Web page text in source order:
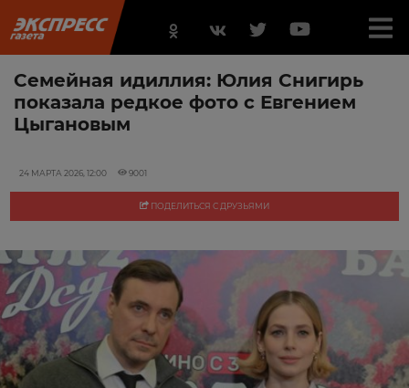
Семейная идиллия: Юлия Снигирь
показала редкое фото с Евгением
Цыгановым
24 МАРТА 2026, 12:00 9001
ПОДЕЛИТЬСЯ С ДРУЗЬЯМИ